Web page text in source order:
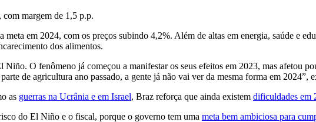
margem de 1,5 p.p.
em 2024, com os preços subindo 4,2%. Além de altas em energia, saúde e
dos alimentos.
O fenômeno já começou a manifestar os seus efeitos em 2023, mas afetou
de agricultura ano passado, a gente já não vai ver da mesma forma em 2024”,
as guerras na Ucrânia e em Israel, Braz reforça que ainda existem dificuldades em
do El Niño e o fiscal, porque o governo tem uma meta bem ambiciosa para